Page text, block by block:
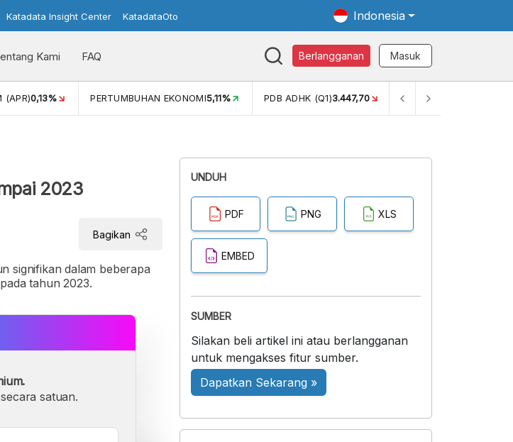
Katadata Insight Center KatadataOto Indonesia
Kami FAQ Berlangganan Masuk
(APR)0,13% PERTUMBUHAN EKONOMI5,11% PDB ADHK (Q1)3.447,70 GINI RASIO (SEM2)
2023
Bagikan
signifikan dalam beberapa
tahun 2023.
satuan.
UNDUH
PDF PNG XLS
EMBED
SUMBER
Silakan beli artikel ini atau berlangganan
untuk mengakses fitur sumber.
Dapatkan Sekarang »